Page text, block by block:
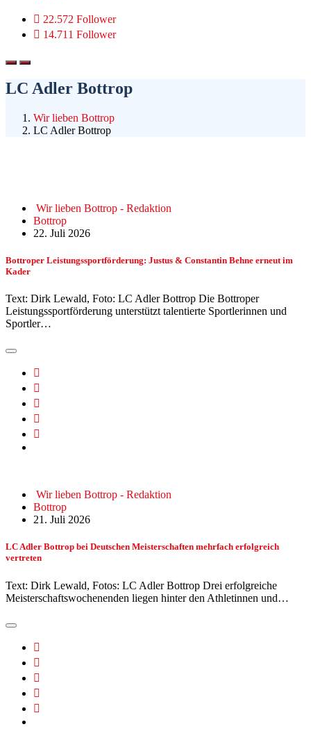
22.572 Follower
14.711 Follower
LC Adler Bottrop
Wir lieben Bottrop
LC Adler Bottrop
Wir lieben Bottrop - Redaktion
Bottrop
22. Juli 2026
Bottroper Leistungssportförderung: Justus & Constantin Behne erneut im
Kader
Text: Dirk Lewald, Foto: LC Adler Bottrop Die Bottroper
Leistungssportförderung unterstützt talentierte Sportlerinnen und
Sportler…
Wir lieben Bottrop - Redaktion
Bottrop
21. Juli 2026
LC Adler Bottrop bei Deutschen Meisterschaften mehrfach erfolgreich
vertreten
Text: Dirk Lewald, Fotos: LC Adler Bottrop Drei erfolgreiche
Meisterschaftswochenenden liegen hinter den Athletinnen und…